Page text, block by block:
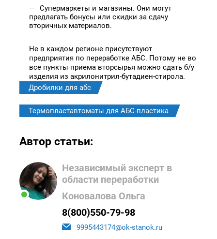
Супермаркеты и магазины. Они могут
предлагать бонусы или скидки за сдачу
вторичных материалов.
Не в каждом регионе присутствуют
предприятия по переработке АБС. Потому не во
все пункты приема вторсырья можно сдать б/у
изделия из акрилонитрил-бутадиен-стирола.
Дробилки для абс
Термопластавтоматы для АБС-пластика
Автор статьи:
Независимый эксперт в
области переработки
Коновалова Ольга
8(800)550-79-98
9995443174@ok-stanok.ru